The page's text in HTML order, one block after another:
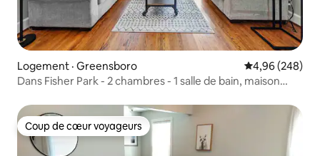
Logement · Greensboro Note
4,96 (248)
Dans Fisher Park - 2 chambres - 1 salle de bain, maison
Coup de cœur voyageurs
Coup de cœur voyageurs